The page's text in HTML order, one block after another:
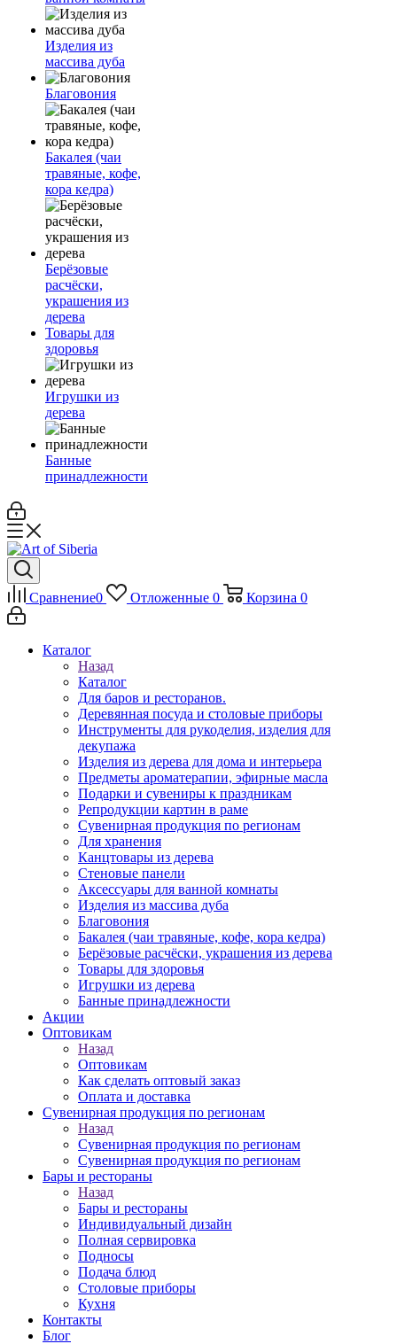
Изделия из
массива дуба
Благовония
Бакалея (чаи
травяные, кофе,
кора кедра)
Берёзовые
расчёски,
украшения из
дерева
Товары для
здоровья
Игрушки из
дерева
Банные
принадлежности
Сравнение0 Отложенные 0 Корзина 0
Каталог
Назад
Каталог
Для баров и ресторанов.
Деревянная посуда и столовые приборы
Инструменты для рукоделия, изделия для
декупажа
Изделия из дерева для дома и интерьера
Предметы ароматерапии, эфирные масла
Подарки и сувениры к праздникам
Репродукции картин в раме
Сувенирная продукция по регионам
Для хранения
Канцтовары из дерева
Стеновые панели
Аксессуары для ванной комнаты
Изделия из массива дуба
Благовония
Бакалея (чаи травяные, кофе, кора кедра)
Берёзовые расчёски, украшения из дерева
Товары для здоровья
Игрушки из дерева
Банные принадлежности
Акции
Оптовикам
Назад
Оптовикам
Как сделать оптовый заказ
Оплата и доставка
Сувенирная продукция по регионам
Назад
Сувенирная продукция по регионам
Сувенирная продукция по регионам
Бары и рестораны
Назад
Бары и рестораны
Индивидуальный дизайн
Полная сервировка
Подносы
Подача блюд
Столовые приборы
Кухня
Контакты
Блог